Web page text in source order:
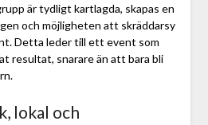
är tydligt kartlagda, skapas en
och möjligheten att skräddarsy
Detta leder till ett event som
resultat, snarare än att bara bli
lokal och